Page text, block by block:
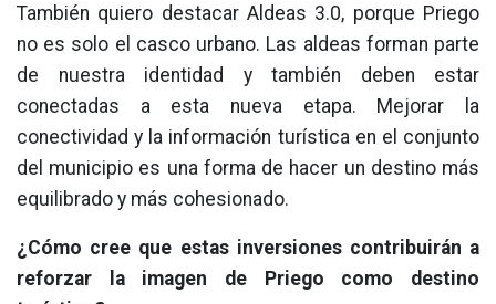
También quiero destacar Aldeas 3.0, porque Priego
no es solo el casco urbano. Las aldeas forman parte
de nuestra identidad y también deben estar
conectadas a esta nueva etapa. Mejorar la
conectividad y la información turística en el conjunto
del municipio es una forma de hacer un destino más
equilibrado y más cohesionado.
¿Cómo cree que estas inversiones contribuirán a
reforzar la imagen de Priego como destino